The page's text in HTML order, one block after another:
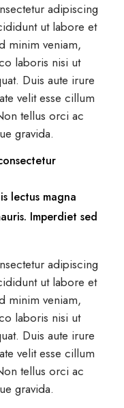
adipiscing
ut labore et
minim veniam,
laboris nisi ut
Duis aute irure
velit esse cillum
tellus orci ac
gravida.
lectus magna
Imperdiet sed
adipiscing
ut labore et
minim veniam,
laboris nisi ut
Duis aute irure
velit esse cillum
tellus orci ac
gravida.